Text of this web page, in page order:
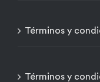
Términos y
Términos y